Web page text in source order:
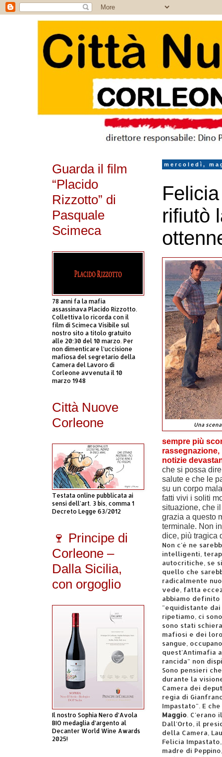
mercoledì,
rifiutò
Una
sempre più
notizie
che si possa
salute e che le
su un corpo
fatti vivi i soliti
situazione, che
grazia a questo
terminale. Non
dice, più tragica
Non c'è ne
intelligenti,
autocritiche, se
quello che
radicalmente
vede, fatta
abbiamo
"equidistante
ripetiamo, ci
sono stati
mafiosi e dei
sangue,
quest'Antimafia
rancida” non
Sono pensieri
durante la
Camera dei
regia di
Impastato". E
Maggio .
Dall'Orto, il
della Camera,
Felicia
madre di
Guarda il film
“Placido
Rizzotto” di
Pasquale
Scimeca
78 anni fa la mafia
assassinava Placido Rizzotto.
Collettiva lo ricorda con il
film di Scimeca Visibile sul
nostro sito a titolo gratuito
alle 20:30 del 10 marzo. Per
non dimenticare l’uccisione
mafiosa del segretario della
Camera del Lavoro di
Corleone avvenuta il 10
marzo 1948
Città Nuove
Corleone
Testata online pubblicata ai
sensi dell'art. 3 bis, comma 1
Decreto Legge 63/2012
🍷 Principe di
Corleone –
Dalla Sicilia,
con orgoglio
Il nostro Sophia Nero d’Avola
BIO medaglia d’argento al
Decanter World Wine Awards
2025!